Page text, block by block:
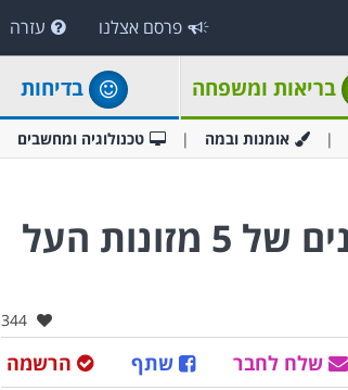
פרסם אצלנו עזרה
בריאות ומשפחה בדיחות
אומנות ובמה טכנולוגיה ומחשבים
היתרונות הבריאותיים והמתכונים של 5 מזונות העל
אהבו:
344
הרשמה שתף שלח לחבר